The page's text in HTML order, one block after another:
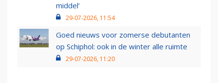
middel’
29-07-2026, 11:54
Goed nieuws voor zomerse debutanten
op Schiphol: ook in de winter alle ruimte
29-07-2026, 11:20